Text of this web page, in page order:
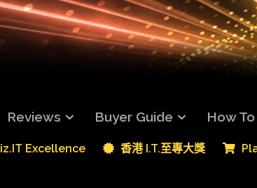
Reviews Buyer Guide How To
Excellence 香港 I.T.至專大獎